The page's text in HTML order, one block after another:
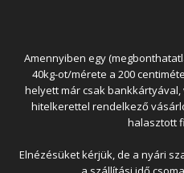
Amennyiben egy
40kg-ot/mérete a 200
helyett már csak
hitelkerettel rendelkező
halasztott
Elnézésüket kérjük, de a nyári